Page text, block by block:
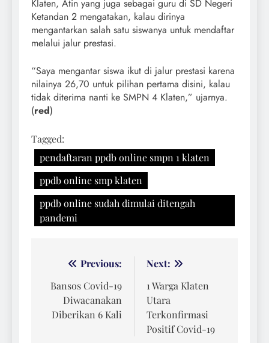
Klaten, Atin yang juga sebagai guru di SD Negeri
Ketandan 2 mengatakan, kalau dirinya
mengantarkan salah satu siswanya untuk mendaftar
melalui jalur prestasi.
“Saya mengantar siswa ikut di jalur prestasi karena
nilainya 26,70 untuk pilihan pertama disini, kalau
tidak diterima nanti ke SMPN 4 Klaten,” ujarnya.
(red)
Tagged:
pendaftaran ppdb online smpn 1 klaten
ppdb online smp klaten
ppdb online sudah dimulai ditengah
pandemi
Navigasi
pos
Previous:
Bansos Covid-19
Diwacanakan
Diberikan 6 Kali
Next:
1 Warga Klaten
Utara
Terkonfirmasi
Positif Covid-19